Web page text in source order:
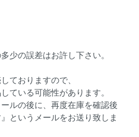
少の誤差はお許し下さい。
ておりますので、
ている可能性があります。
ルの後に、再度在庫を確認後
というメールをお送り致しま